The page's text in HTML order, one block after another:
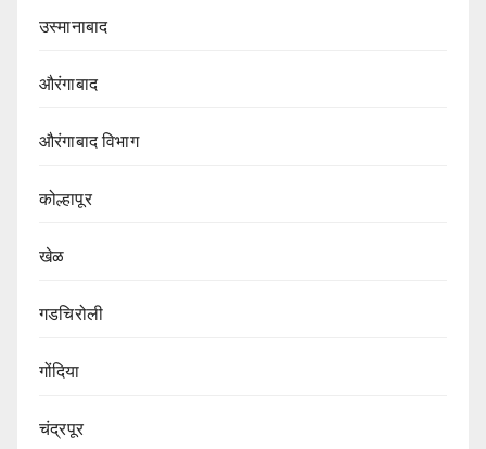
उस्मानाबाद
औरंगाबाद
औरंगाबाद विभाग‌
कोल्हापूर
खेळ
गडचिरोली
गोंदिया
चंद्रपूर